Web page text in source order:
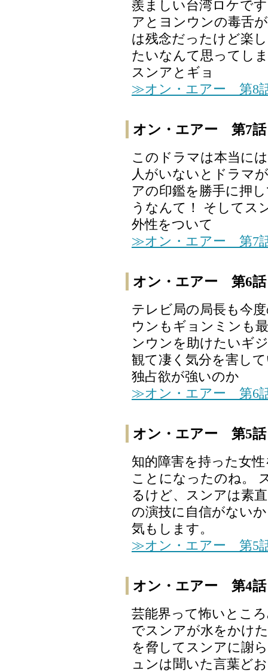
羨ましい台湾ロケで
アとヨンウンの毒舌
は残念だったけど楽
たいなんて思ってし
スンアとギョ
≫オン・エアー 第8
オン・エアー 第7話
このドラマは本当に
人がいないとドラマ
アの印鑑を勝手に押
うなんて！ そしてス
外性をついて
≫オン・エアー 第7
オン・エアー 第6話
テレビ局の局長も今
ウンもギョンミンも
ンウンを助けたいギ
観て凄く気分を害し
独占欲が強いのか
≫オン・エアー 第6
オン・エアー 第5話
知的障害を持った女
ことになったのね。
るけど、スンアは素
の演技に自信がない
気もします。
≫オン・エアー 第5
オン・エアー 第4話
芸能界って怖いとこ
でスンアが水をかけ
を脅してスンアに謝
ュンは聞いた言葉ど